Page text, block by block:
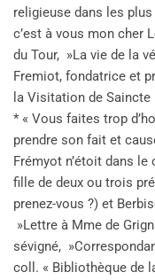
religieuse dans les
c’est à vous mon cher
du Tour, »La vie de la
Fremiot, fondatrice et
la Visitation de Saincte
* « Vous faites trop
prendre son fait et
Frémyot n’étoit dans
fille de deux ou trois
prenez-vous ?) et
»Lettre à Mme de
sévigné,
coll. « Bibliothèque de